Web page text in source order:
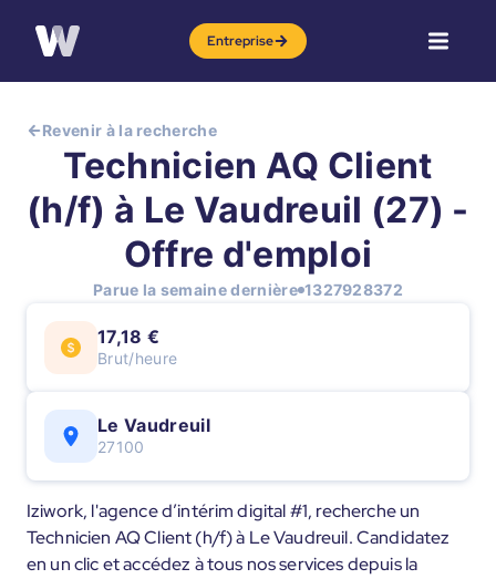
Entreprise
Revenir à la recherche
Technicien AQ Client
(h/f) à Le Vaudreuil (27) -
Offre d'emploi
Parue la semaine dernière 1327928372
17,18 €
Brut/heure
Le Vaudreuil
27100
Iziwork, l'agence d’intérim digital #1, recherche un
Technicien AQ Client (h/f) à Le Vaudreuil. Candidatez
en un clic et accédez à tous nos services depuis la